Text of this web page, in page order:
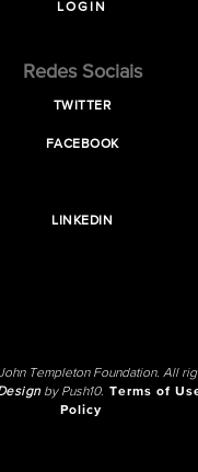
LOGIN
Redes Sociais
TWITTER
FACEBOOK
LINKEDIN
Templeton Foundation. All
by Push10. Terms of
Policy